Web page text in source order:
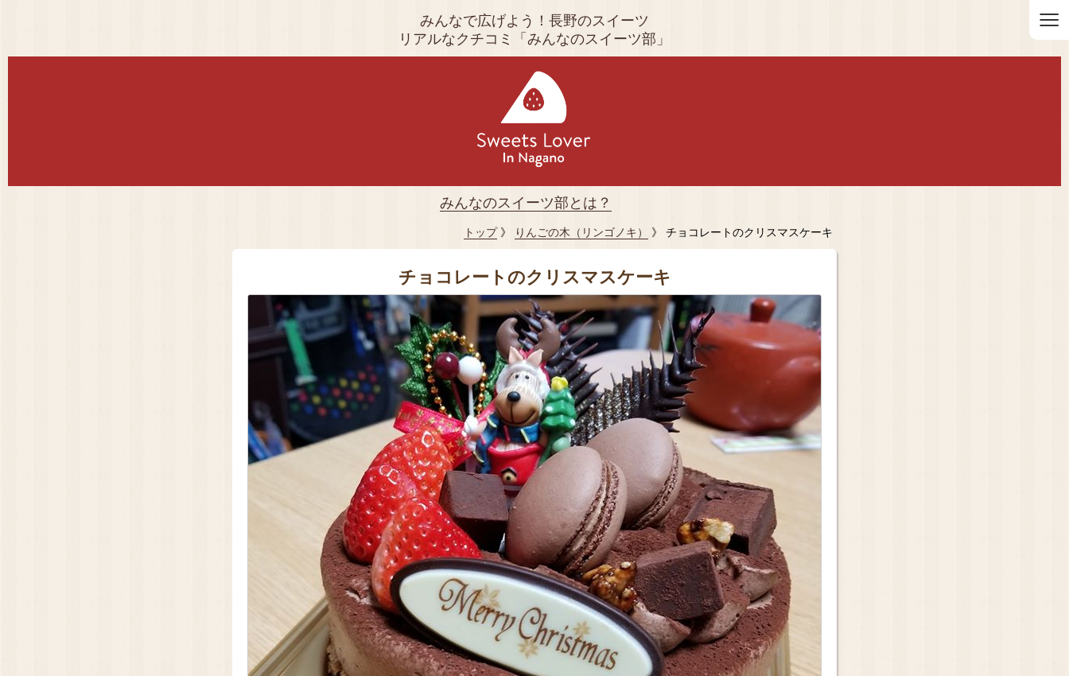
≡
みんなで広げよう！長野のスイーツ
リアルなクチコミ「みんなのスイーツ部」
みんなのスイーツ部とは？
トップ》 りんごの木（リンゴノキ） 》 チョコレートのクリスマスケーキ
チョコレートのクリスマスケーキ